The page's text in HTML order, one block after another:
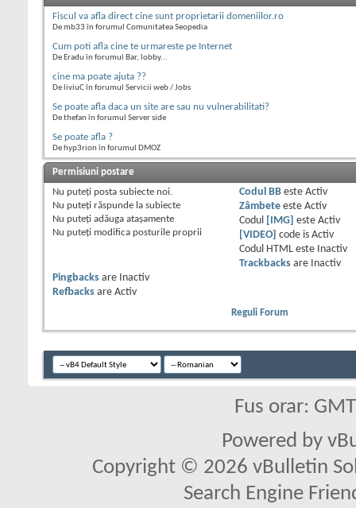
Fiscul va afla direct cine sunt proprietarii domeniilor.ro
De mb33 în forumul Comunitatea Seopedia
Cum poti afla cine te urmareste pe Internet
De Eradu în forumul Bar, lobby...
cine ma poate ajuta ??
De liviuC în forumul Servicii web / Jobs
Se poate afla daca un site are sau nu vulnerabilitati?
De thefan în forumul Server side
Se poate afla ?
De hyp3rion în forumul DMOZ
Permisiuni postare
Nu puteţi posta subiecte noi.
Nu puteţi răspunde la subiecte
Nu puteţi adăuga ataşamente
Nu puteţi modifica posturile proprii
Codul BBeste Activ
Zâmbeteeste Activ
Codul
[IMG] este Activ
[VIDEO] code is Activ
Codul HTML este
Inactiv
Trackbacksare
Inactiv
Pingbacks are
Inactiv
Refbacks are Activ
Reguli Forum
Fus orar:
Powered by
Copyright © 2026 vBulletin
Search Engine